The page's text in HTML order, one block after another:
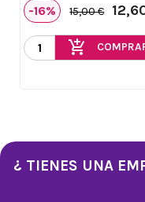
-16% 15,00 €
add_shopping_cart
¿ TIENES UNA